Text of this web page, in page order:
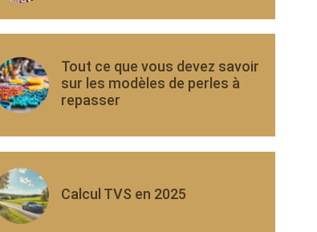
Tout ce que vous devez savoir
sur les modèles de perles à
repasser
Calcul TVS en 2025